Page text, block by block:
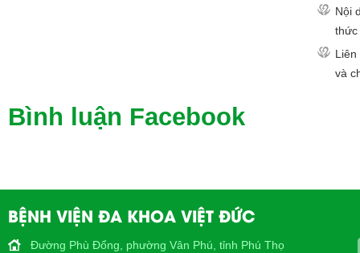
Nội
thức
Liên
và
Bình luận Facebook
BỆNH VIỆN ĐA KHOA VIỆT ĐỨC
Đường Phù Đổng, phường Vân Phú, tỉnh Phú Thọ